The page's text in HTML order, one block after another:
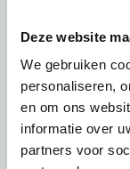
Deze website
We gebruiken
personaliseren,
en om ons
informatie over
partners voor
Tip 1:
Schrijf een
informatie mee:
Ben je student,